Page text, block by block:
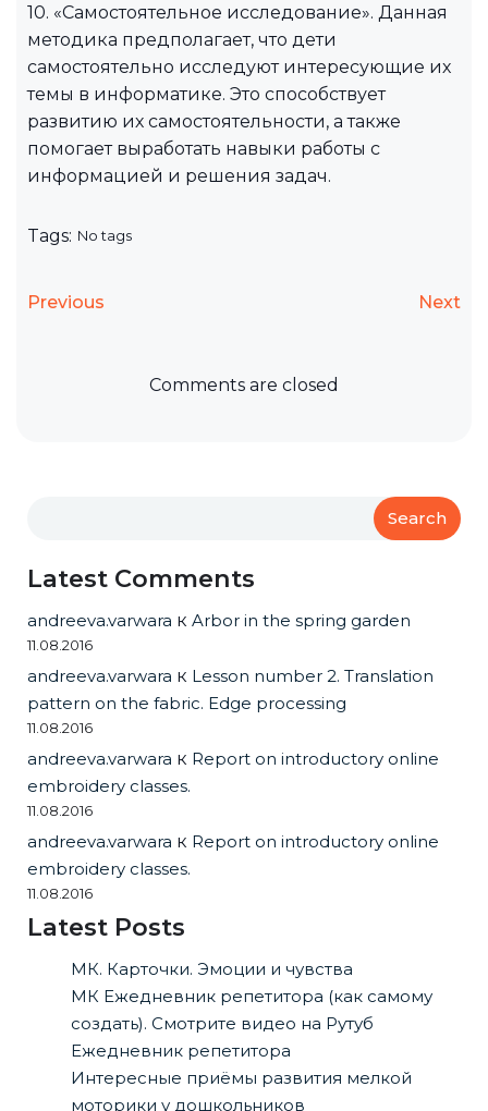
10. «Самостоятельное исследование». Данная
методика предполагает, что дети
самостоятельно исследуют интересующие их
темы в информатике. Это способствует
развитию их самостоятельности, а также
помогает выработать навыки работы с
информацией и решения задач.
Tags: No tags
Previous Next
Comments are closed
Search
Latest Comments
andreeva.varwara к Arbor in the spring garden
11.08.2016
andreeva.varwara к Lesson number 2. Translation
pattern on the fabric. Edge processing
11.08.2016
andreeva.varwara к Report on introductory online
embroidery classes.
11.08.2016
andreeva.varwara к Report on introductory online
embroidery classes.
11.08.2016
Latest Posts
МК. Карточки. Эмоции и чувства
МК Ежедневник репетитора (как самому
создать). Смотрите видео на Рутуб
Ежедневник репетитора
Интересные приёмы развития мелкой
моторики у дошкольников